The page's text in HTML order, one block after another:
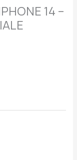
14 –